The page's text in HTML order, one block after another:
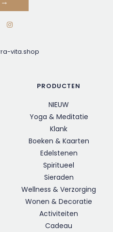
vita.shop
PRODUCTEN
NIEUW
Yoga & Meditatie
Klank
Boeken & Kaarten
Edelstenen
Spiritueel
Sieraden
Wellness & Verzorging
Wonen & Decoratie
Activiteiten
Cadeau